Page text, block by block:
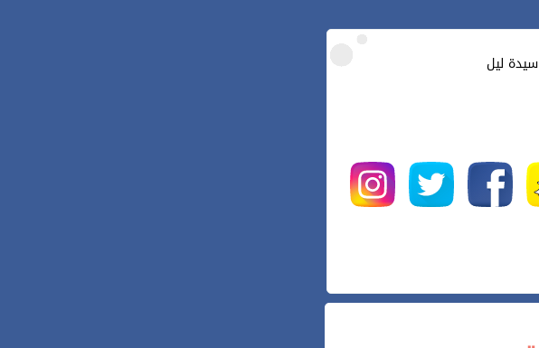
سيدة ليل